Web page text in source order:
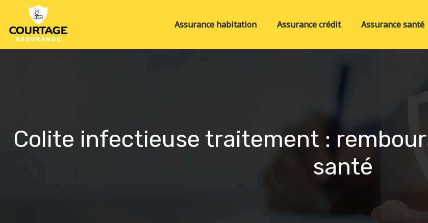
Assurance habitation Assurance crédit Assurance santé
Colite infectieuse traitement :
santé